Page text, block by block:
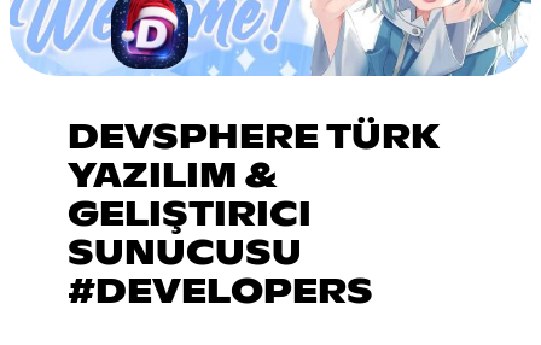
DEVSPHERE TÜRK
YAZILIM &
GELIŞTIRICI
SUNUCUSU
#DEVELOPERS